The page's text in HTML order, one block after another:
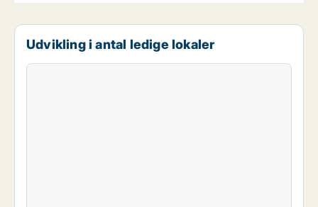
Udvikling i antal ledige lokaler